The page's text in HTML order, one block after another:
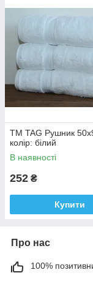
ТМ TAG Рушник
колір: білий
В наявності
252 ₴
Купити
Про нас
100%